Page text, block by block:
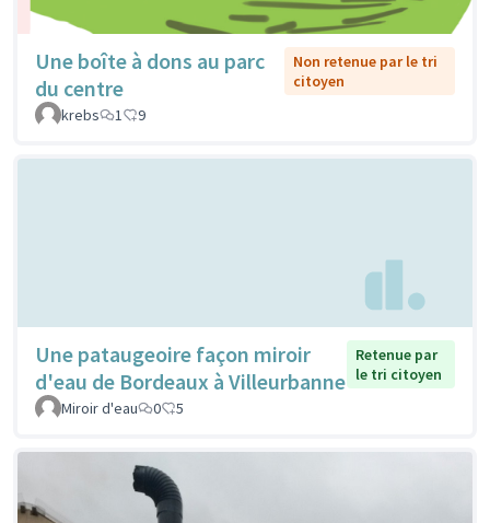
Une boîte à dons au parc
du centre
Non retenue par le tri
citoyen
krebs
1 9
Une pataugeoire façon miroir
d'eau de Bordeaux à Villeurbanne
Retenue par
le tri citoyen
Miroir d'eau
0 5